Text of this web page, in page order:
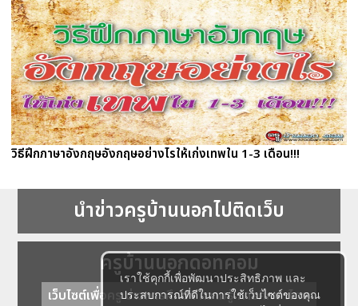
เราใช้คุกกี้เพื่อพัฒนาประสิทธิภาพ และ
ประสบการณ์ที่ดีในการใช้เว็บไซต์ของคุณ
วิธีฝึกภาษาอังกฤษอังกฤษอย่างไรให้เก่งเทพใน 1-3 เดือน!!!
นำข่าวครูบ้านนอกไปติดเว็บ
ครูบ้านนอกดอทคอม
เว็บไซต์เพื่อครู ข่าวการศึกษา ความรู้ การศึกษาไทย